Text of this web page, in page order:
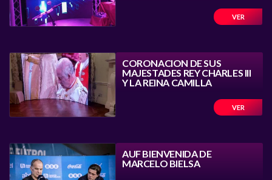
VER
CORONACION DE SUS
MAJESTADES REY CHARLES III
Y LA REINA CAMILLA
VER
AUF BIENVENIDA DE
MARCELO BIELSA